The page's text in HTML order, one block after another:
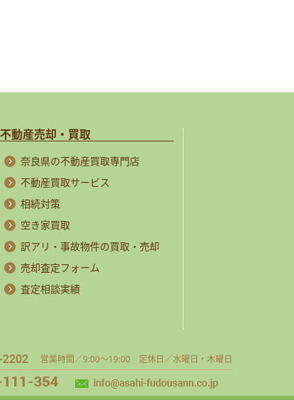
不動産売却・買取
奈良県の不動産買取専門店
不動産買取サービス
相続対策
空き家買取
訳アリ・事故物件の買取・売却
売却査定フォーム
査定相談実績
営業時間／9:00～19:00 定休日／水曜日・木曜日